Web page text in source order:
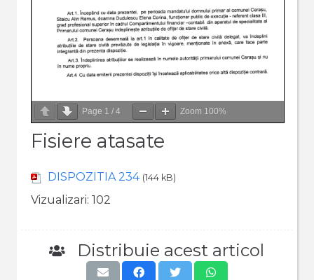
Page 1 / 4 Zoom 100%
Fisiere atasate
DISPOZITIA 234 (144 kB)
Vizualizari: 102
Distribuie acest articol